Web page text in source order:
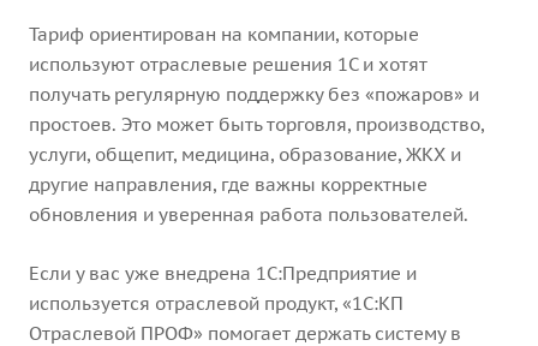
Тариф ориентирован на компании, которые
используют отраслевые решения 1С и хотят
получать регулярную поддержку без «пожаров» и
простоев. Это может быть торговля, производство,
услуги, общепит, медицина, образование, ЖКХ и
другие направления, где важны корректные
обновления и уверенная работа пользователей.
Если у вас уже внедрена 1С:Предприятие и
используется отраслевой продукт, «1С:КП
Отраслевой ПРОФ» помогает держать систему в